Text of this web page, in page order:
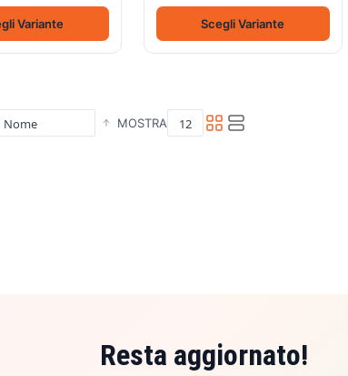
Variante Scegli Variante
MOSTRA
Resta aggiornato!